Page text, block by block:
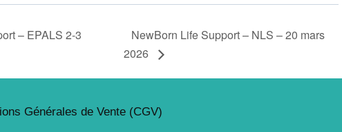
– EPALS 2-3
NewBorn Life Support – NLS – 20 mars
2026
Générales de Vente (CGV)